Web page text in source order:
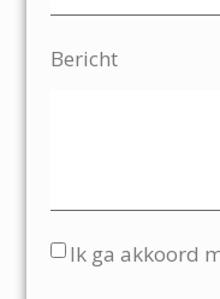
Bericht
Ik ga akkoord